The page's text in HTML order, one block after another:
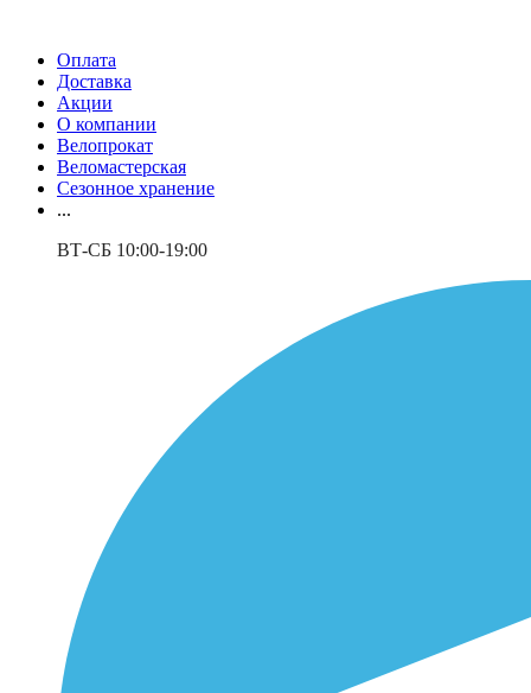
Оплата
Доставка
Акции
О компании
Велопрокат
Веломастерская
Сезонное хранение
...
ВТ-СБ 10:00-19:00